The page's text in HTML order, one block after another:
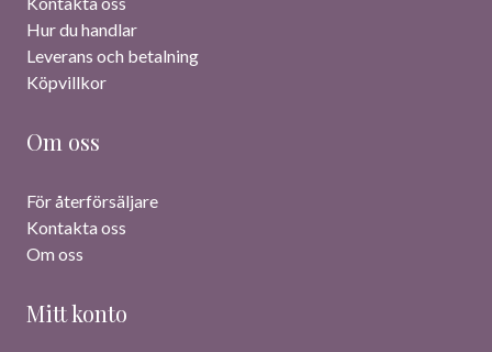
Hur du handlar
Leverans och betalning
Köpvillkor
Om oss
För återförsäljare
Kontakta oss
Om oss
Mitt konto